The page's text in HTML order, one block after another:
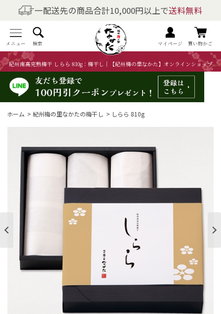
一配送先の商品合計10,000円以上で送料無料
メニュー 検索 マイページ 買い物かご
紀州南高完熟梅干 しらら 810g：梅干し｜【紀州梅の里なかた】オンラインショップ
商品を探す
全商品一覧
梅干しの商品一覧
梅酒の商品一覧
梅製品・その他の商品一覧
メニュー
トップページ
マイページ
初めての方へ ご利用ガイド
配送について ギフトサービス
ホーム > 紀州梅の里なかたの梅干し > しらら 810g